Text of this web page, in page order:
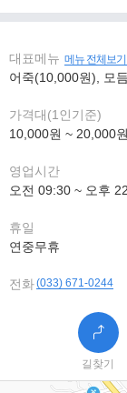
대표메뉴 메뉴 전체보기
어죽(10,000원), 모
가격대(1인기준)
10,000원 ~ 20,000원
영업시간
오전 09:30 ~ 오후
휴일
연중무휴
전화(033) 671-0244
길찾기